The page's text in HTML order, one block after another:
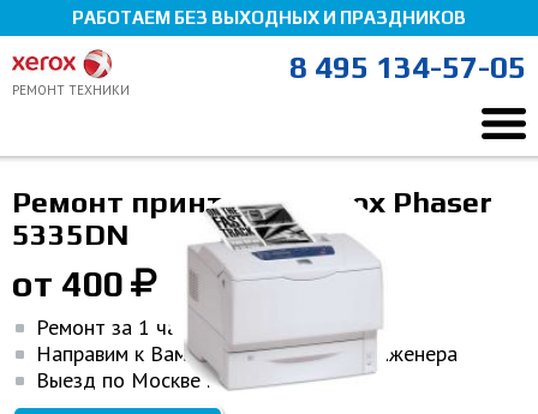
РАБОТАЕМ БЕЗ ВЫХОДНЫХ И ПРАЗДНИКОВ
РЕМОНТ ТЕХНИКИ
8 495 134-57-05
Xerox Phaser 5335DN
Мы здесь, чтобы помочь!
Ремонт принтеров Xerox Phaser
5335DN
от 400
Ремонт за 1 час
Направим к Вам домой или в офис инженера
Выезд по Москве и МО